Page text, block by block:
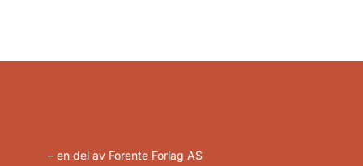
– en del av Forente Forlag AS